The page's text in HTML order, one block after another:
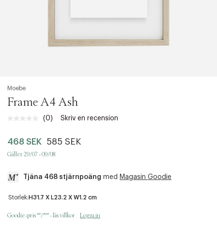
Moebe
Frame A4 Ash
Inget
Länk
till
samma
(0) Skriv en recension
468 SEK 585 SEK
Gäller 29/07 - 09/08
Tjäna 468 stjärnpoäng med Magasin Goodie
a
c
Storlek: H31.7 X L23.2 X W1.2 cm
Goodie-pris **/*** - läs villkor Logga in